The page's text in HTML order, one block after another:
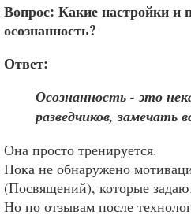
Вопрос: Какие настройки
осознанность?
Ответ:
Осознанность - это
разведчиков, замечать
Она просто тренируется.
Пока не обнаружено
(Посвящений), которые
Но по отзывам после